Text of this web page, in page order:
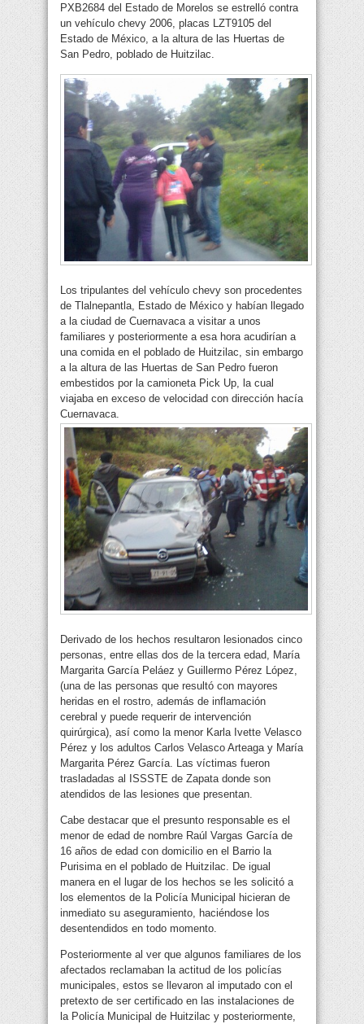
PXB2684 del Estado de Morelos se estrelló contra
un vehículo chevy 2006, placas LZT9105 del
Estado de México, a la altura de las Huertas de
San Pedro, poblado de Huitzilac.
Los tripulantes del vehículo chevy son procedentes
de Tlalnepantla, Estado de México y habían llegado
a la ciudad de Cuernavaca a visitar a unos
familiares y posteriormente a esa hora acudirían a
una comida en el poblado de Huitzilac, sin embargo
a la altura de las Huertas de San Pedro fueron
embestidos por la camioneta Pick Up, la cual
viajaba en exceso de velocidad con dirección hacía
Cuernavaca.
Derivado de los hechos resultaron lesionados cinco
personas, entre ellas dos de la tercera edad, María
Margarita García Peláez y Guillermo Pérez López,
(una de las personas que resultó con mayores
heridas en el rostro, además de inflamación
cerebral y puede requerir de intervención
quirúrgica), así como la menor Karla Ivette Velasco
Pérez y los adultos Carlos Velasco Arteaga y María
Margarita Pérez García. Las víctimas fueron
trasladadas al ISSSTE de Zapata donde son
atendidos de las lesiones que presentan.
Cabe destacar que el presunto responsable es el
menor de edad de nombre Raúl Vargas García de
16 años de edad con domicilio en el Barrio la
Purisima en el poblado de Huitzilac. De igual
manera en el lugar de los hechos se les solicitó a
los elementos de la Policía Municipal hicieran de
inmediato su aseguramiento, haciéndose los
desentendidos en todo momento.
Posteriormente al ver que algunos familiares de los
afectados reclamaban la actitud de los policías
municipales, estos se llevaron al imputado con el
pretexto de ser certificado en las instalaciones de
la Policía Municipal de Huitzilac y posteriormente,